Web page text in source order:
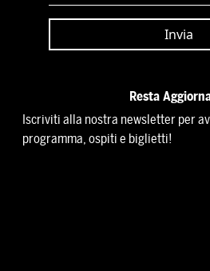
Resta
Iscriviti alla nostra newsletter per
programma, ospiti e biglietti!